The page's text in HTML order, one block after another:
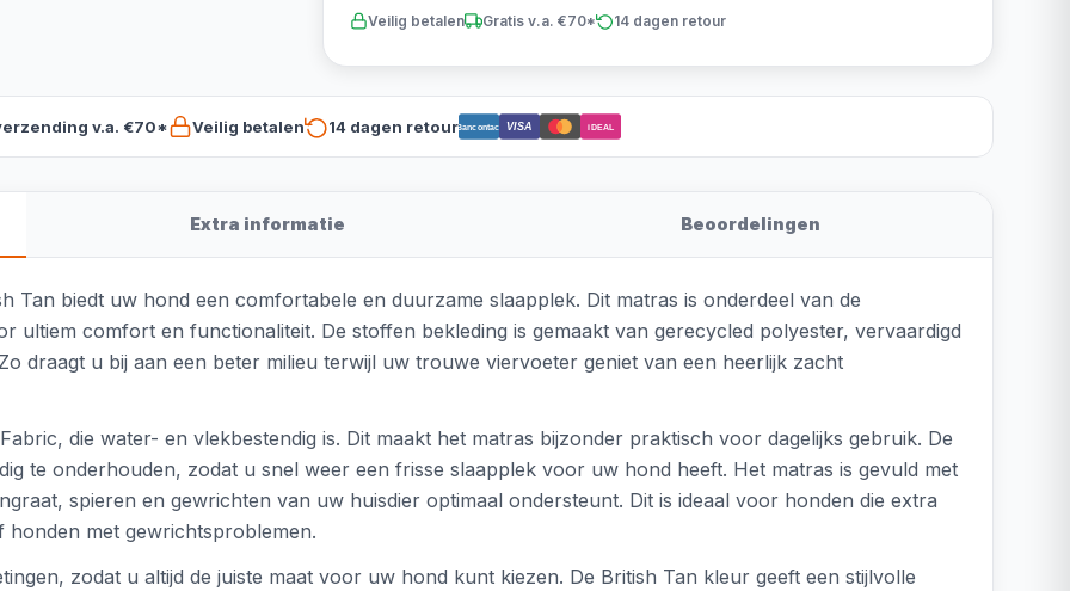
Veilig betalen Gratis v.a. €70* 14 dagen retour
v.a. €70* Veilig betalen 14 dagen retourBancontact VISA iDEAL
Extra informatie Beoordelingen
Tan biedt uw hond een comfortabele en duurzame slaapplek. Dit matras is onderdeel van de
ultiem comfort en functionaliteit. De stoffen bekleding is gemaakt van gerecycled polyester, vervaardigd
draagt u bij aan een beter milieu terwijl uw trouwe viervoeter geniet van een heerlijk zacht
die water- en vlekbestendig is. Dit maakt het matras bijzonder praktisch voor dagelijks gebruik. De
te onderhouden, zodat u snel weer een frisse slaapplek voor uw hond heeft. Het matras is gevuld met
spieren en gewrichten van uw huisdier optimaal ondersteunt. Dit is ideaal voor honden die extra
met gewrichtsproblemen.
zodat u altijd de juiste maat voor uw hond kunt kiezen. De British Tan kleur geeft een stijlvolle